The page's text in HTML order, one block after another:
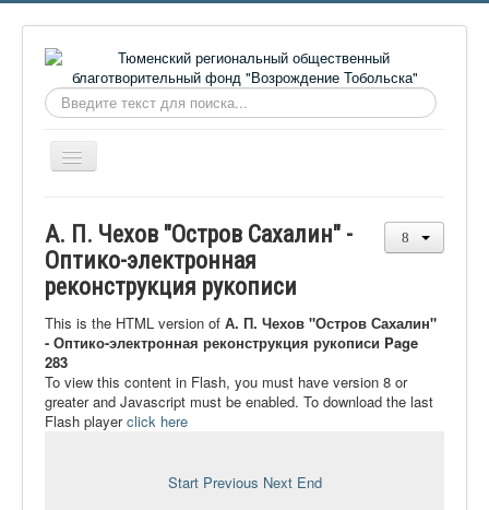
Искать...
Включить/
выключить
О фонде
Онлайн библиотека
Видеоматериалы
Контакты
Сайт проекта Достоевский
Ермаковополе.рф
А. П. Чехов "Остров Сахалин" -
Оптико-электронная
реконструкция рукописи
This is the HTML version of А. П. Чехов "Остров Сахалин"
- Оптико-электронная реконструкция рукописи Page
283
To view this content in Flash, you must have version 8 or
greater and Javascript must be enabled. To download the last
Flash playerclick here
Start Previous Next End